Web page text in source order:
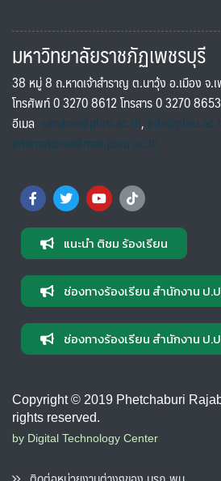
มหาวิทยาลัยราชภัฏเพชรบุรี
38 หมู่ 8 ถ.หาดเจ้าสำราญ ต.นาวุ้ง อ.เมือง จ.
โทรศัพท์ 0 3270 8612 โทรสาร 0 3270 8653
อีเมล saraban@pbru.ac.th,
international@mail.pbru.ac.th
แนะนำ ติชม ร้องเรียน
ช่องทางร้องเรียน สำนักงาน ป.
ช่องทางร้องเรียน สำนักงาน ป.
Copyright © 2019 Phetchaburi
rights reserved.
by Digital Technology Center